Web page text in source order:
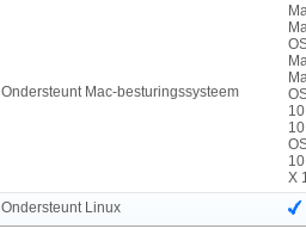
Ondersteunt Mac-besturingssysteem
X
Ondersteunt Linux